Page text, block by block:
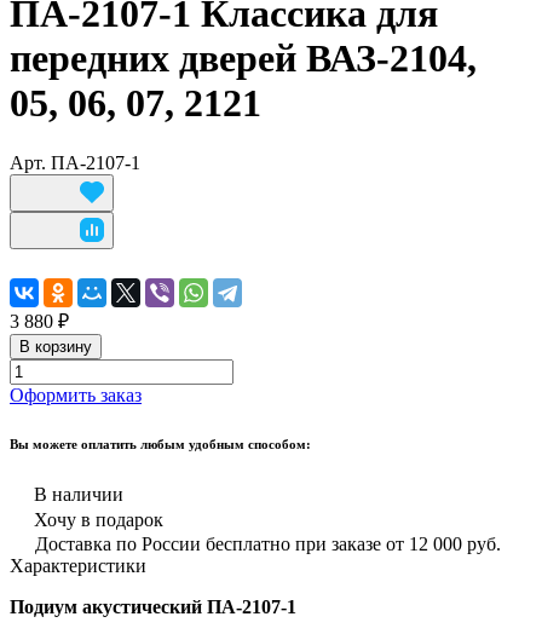
ПА-2107-1 Классика для
передних дверей ВАЗ-2104,
05, 06, 07, 2121
Арт. ПА-2107-1
3 880 ₽
В корзину
Оформить заказ
Вы можете оплатить любым удобным способом:
В наличии
Хочу в подарок
Доставка по России бесплатно при заказе от 12 000 руб.
Характеристики
Подиум акустический ПА-2107-1